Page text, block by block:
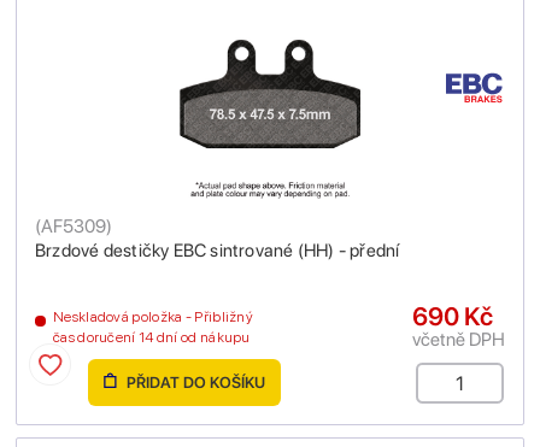
Brzdové destičky EBC sintrované (HH) - přední
(AF5309)
Neskladová položka - Přibližný
čas doručení 14 dní od nákupu
690 Kč
včetně DPH
PŘIDAT DO KOŠÍKU